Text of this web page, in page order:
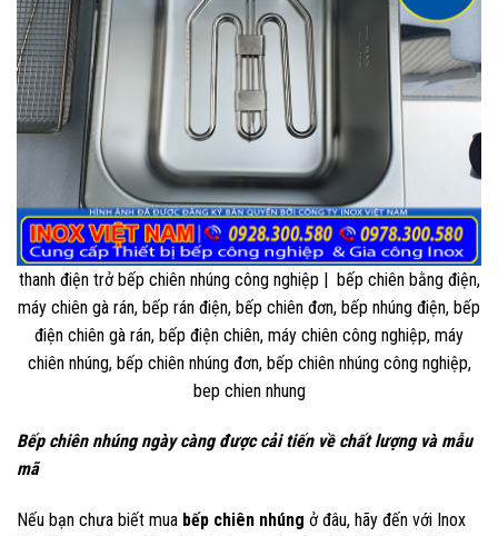
thanh điện trở bếp chiên nhúng công nghiệp | bếp chiên bằng điện,
máy chiên gà rán, bếp rán điện, bếp chiên đơn, bếp nhúng điện, bếp
điện chiên gà rán, bếp điện chiên, máy chiên công nghiệp, máy
chiên nhúng, bếp chiên nhúng đơn, bếp chiên nhúng công nghiệp,
bep chien nhung
Bếp chiên nhúng ngày càng được cải tiến về chất lượng và mẫu
mã
Nếu bạn chưa biết mua bếp chiên nhúng ở đâu, hãy đến với Inox